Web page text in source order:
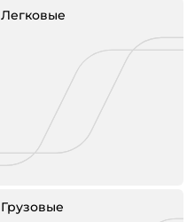
Легковые
Грузовые